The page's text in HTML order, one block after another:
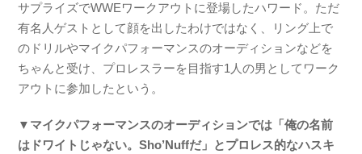
サプライズでWWEワークアウトに登場したハワード。ただ
有名人ゲストとして顔を出したわけではなく、リング上で
のドリルやマイクパフォーマンスのオーディションなどを
ちゃんと受け、プロレスラーを目指す1人の男としてワーク
アウトに参加したという。
▼マイクパフォーマンスのオーディションでは「俺の名前
はドワイトじゃない。Sho’Nuffだ」とプロレス的なハスキ